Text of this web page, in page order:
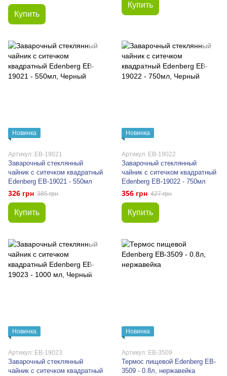
Купить
Купить
Новинка
Артикул: EB-19021
Заварочный стеклянный
чайник с ситечком квадратный
Edenberg EB-19021 - 550мл
326 грн 385 грн
Купить
Новинка
Артикул: EB-19022
Заварочный стеклянный
чайник с ситечком квадратный
Edenberg EB-19022 - 750мл
356 грн 427 грн
Купить
Новинка
Артикул: EB-19023
Заварочный стеклянный
чайник с ситечком квадратный
Новинка
Артикул: EB-3509
Термос пищевой Edenberg EB-
3509 - 0.8л, нержавейка